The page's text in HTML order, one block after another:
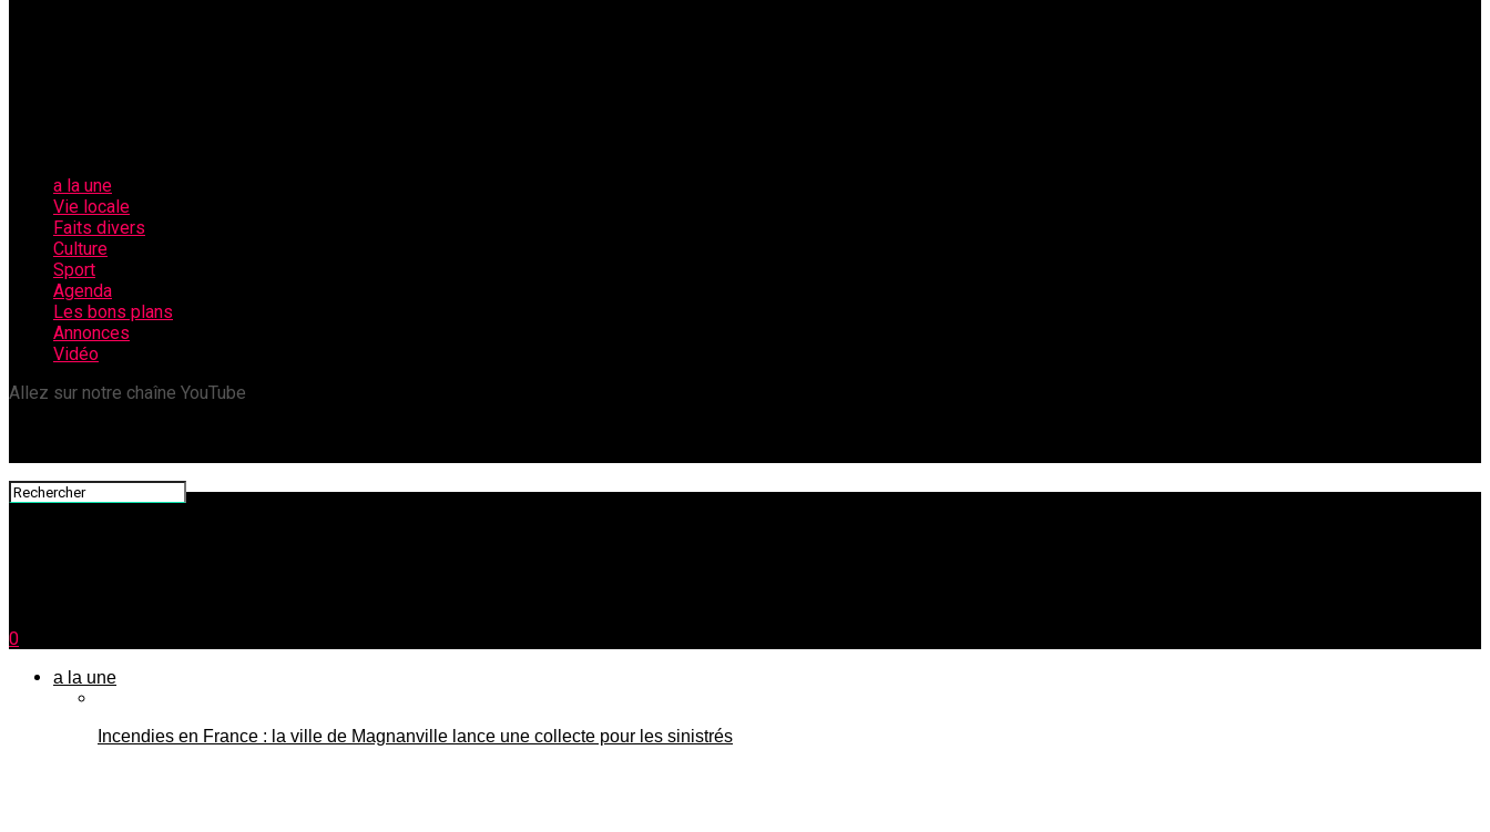
a la une
Vie locale
Faits divers
Culture
Sport
Agenda
Les bons plans
Annonces
Vidéo
Allez sur notre chaîne YouTube
0
a la une
Incendies en France : la ville de Magnanville lance une collecte pour les sinistrés